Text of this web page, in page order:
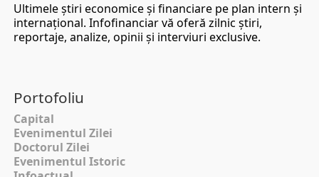
Ultimele ştiri economice şi financiare pe plan intern şi
internaţional. Infofinanciar vă oferă zilnic ştiri,
reportaje, analize, opinii şi interviuri exclusive.
Portofoliu
Capital
Evenimentul Zilei
Doctorul Zilei
Evenimentul Istoric